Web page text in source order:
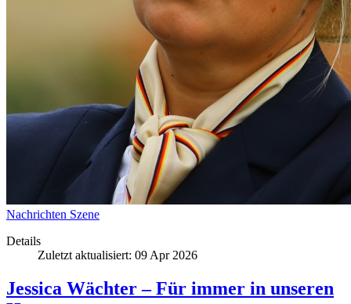
Nachrichten Szene
Details
Zuletzt aktualisiert: 09 Apr 2026
Jessica Wächter – Für immer in unseren